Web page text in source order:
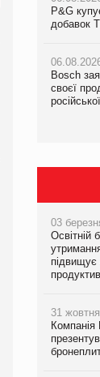
P&G
добавок
Bosch
своєї
P&G
добавок
Bosch
своєї
P&G
добавок
Bosch
своєї
03
Освітній
підвищує
31